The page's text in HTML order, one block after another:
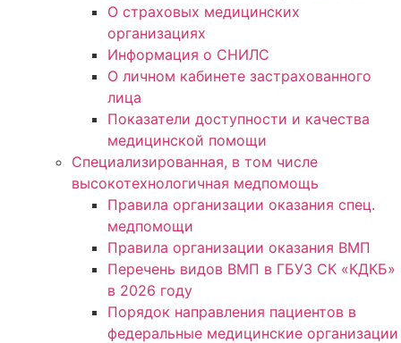
О страховых медицинских
организациях
Информация о СНИЛС
О личном кабинете застрахованного
лица
Показатели доступности и качества
медицинской помощи
Специализированная, в том числе
высокотехнологичная медпомощь
Правила организации оказания спец.
медпомощи
Правила организации оказания ВМП
Перечень видов ВМП в ГБУЗ СК «КДКБ»
в 2026 году
Порядок направления пациентов в
федеральные медицинские организации